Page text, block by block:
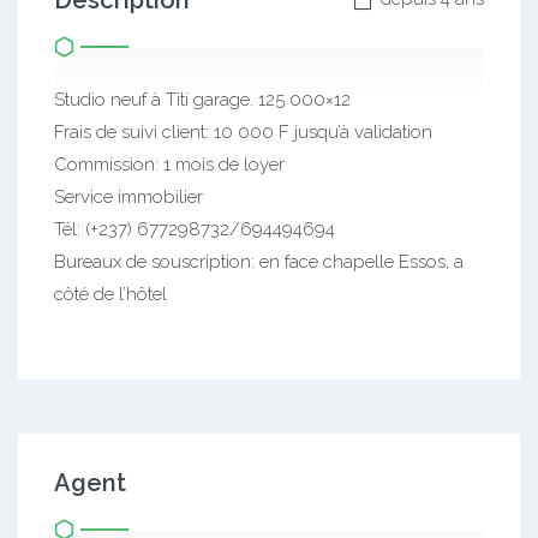
Studio neuf à Titi garage. 125 000×12
Frais de suivi client: 10 000 F jusqu’à validation
Commission: 1 mois de loyer
Service immobilier
Tél: (+237) 677298732/694494694
Bureaux de souscription: en face chapelle Essos, a
côté de l’hôtel
Agent